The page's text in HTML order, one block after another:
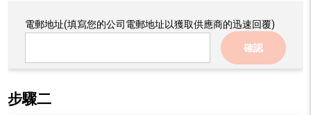
電郵地址(填寫您的公司電郵地址以獲取供應商的迅速回覆)
確認
步驟二